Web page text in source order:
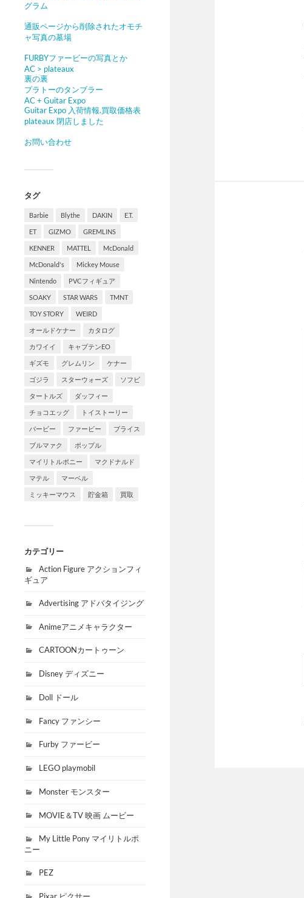
グラム
通販ページから削除されたオモチ
ャ写真の墓場
FURBYファービーの写真とか
AC > plateaux
裏の裏
プラトーのタンブラー
AC + Guitar Expo
Guitar Expo 入荷情報.買取価格表
plateaux 閉店しました
お問い合わせ
タグ
Barbie Blythe DAKIN E.T.
ET GIZMO GREMLINS
KENNER MATTEL McDonald
McDonald's Mickey Mouse
Nintendo PVCフィギュア
SOAKY STAR WARS TMNT
TOY STORY WEIRD
オールドケナー カタログ
カワイイ キャプテンEO
ギズモ グレムリン ケナー
ゴジラ スターウォーズ ソフビ
タートルズ ダッフィー
チョコエッグ トイストーリー
バービー ファービー ブライス
ブルマァク ポップル
マイリトルポニー マクドナルド
マテル マーベル
ミッキーマウス 貯金箱 買取
カテゴリー
Action Figure アクションフィ
ギュア
Advertising アドバタイジング
Animeアニメキャラクター
CARTOONカートゥーン
Disney ディズニー
Doll ドール
Fancy ファンシー
Furby ファービー
LEGO playmobil
Monster モンスター
MOVIE＆TV 映画 ムービー
My Little Pony マイリトルポ
ニー
PEZ